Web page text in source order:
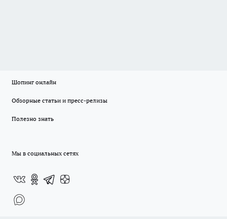
Шопинг онлайн
Обзорные статьи и пресс-релизы
Полезно знать
Мы в социальных сетях